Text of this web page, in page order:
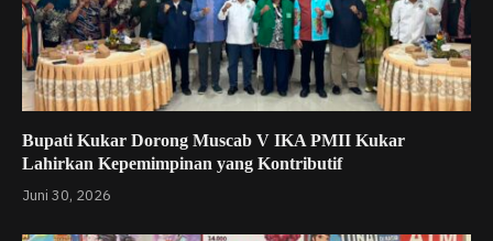
Bupati Kukar Dorong Muscab V IKA PMII Kukar
Lahirkan Kepemimpinan yang Kontributif
Juni 30, 2026